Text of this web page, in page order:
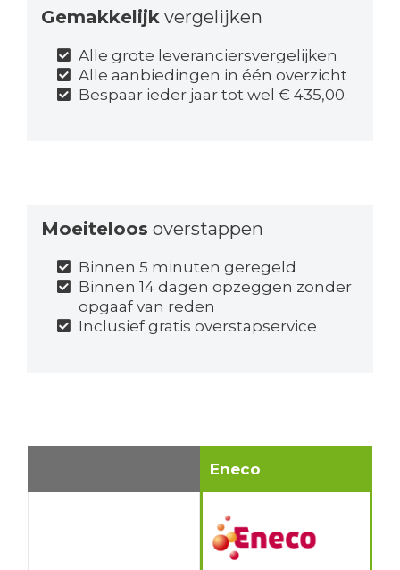
Gemakkelijk vergelijken
Alle grote leveranciersvergelijken
Alle aanbiedingen in één overzicht
Bespaar ieder jaar tot wel € 435,00.
Moeiteloos overstappen
Binnen 5 minuten geregeld
Binnen 14 dagen opzeggen zonder
opgaaf van reden
Inclusief gratis overstapservice
Eneco